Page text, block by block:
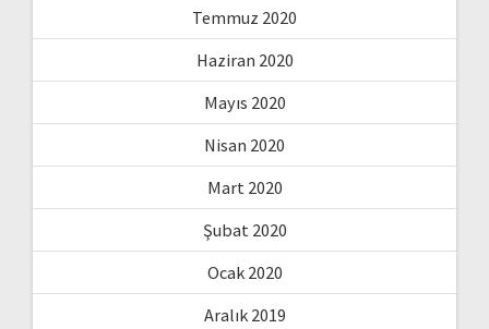
Temmuz 2020
Haziran 2020
Mayıs 2020
Nisan 2020
Mart 2020
Şubat 2020
Ocak 2020
Aralık 2019